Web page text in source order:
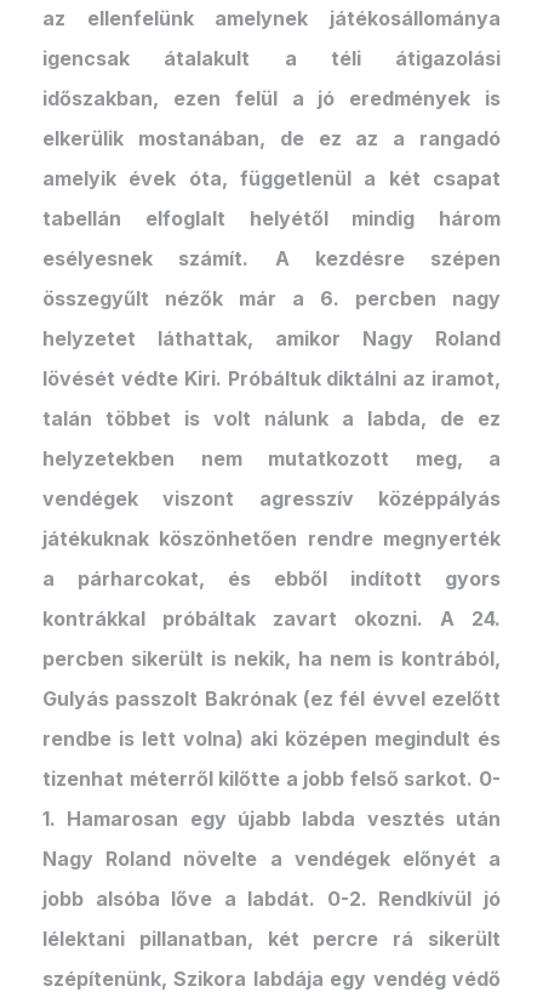
az ellenfelünk amelynek játékosállománya
igencsak átalakult a téli átigazolási
időszakban, ezen felül a jó eredmények is
elkerülik mostanában, de ez az a rangadó
amelyik évek óta, függetlenül a két csapat
tabellán elfoglalt helyétől mindig három
esélyesnek számít. A kezdésre szépen
összegyűlt nézők már a 6. percben nagy
helyzetet láthattak, amikor Nagy Roland
lövését védte Kiri. Próbáltuk diktálni az iramot,
talán többet is volt nálunk a labda, de ez
helyzetekben nem mutatkozott meg, a
vendégek viszont agresszív középpályás
játékuknak köszönhetően rendre megnyerték
a párharcokat, és ebből indított gyors
kontrákkal próbáltak zavart okozni. A 24.
percben sikerült is nekik, ha nem is kontrából,
Gulyás passzolt Bakrónak (ez fél évvel ezelőtt
rendbe is lett volna) aki középen megindult és
tizenhat méterről kilőtte a jobb felső sarkot. 0-
1. Hamarosan egy újabb labda vesztés után
Nagy Roland növelte a vendégek előnyét a
jobb alsóba lőve a labdát. 0-2. Rendkívül jó
lélektani pillanatban, két percre rá sikerült
szépítenünk, Szikora labdája egy vendég védő